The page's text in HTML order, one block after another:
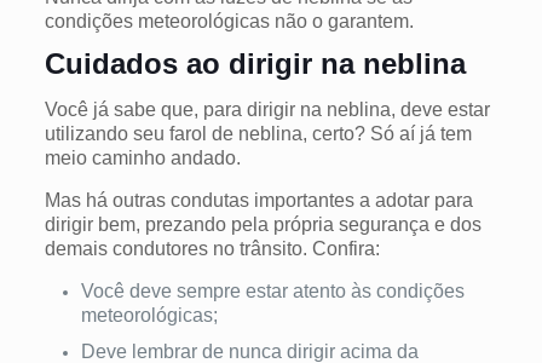
condições meteorológicas não o garantem.
Cuidados ao dirigir na neblina
Você já sabe que, para dirigir na neblina, deve estar
utilizando seu farol de neblina, certo? Só aí já tem
meio caminho andado.
Mas há outras condutas importantes a adotar para
dirigir bem, prezando pela própria segurança e dos
demais condutores no trânsito. Confira:
Você deve sempre estar atento às condições
meteorológicas;
Deve lembrar de nunca dirigir acima da